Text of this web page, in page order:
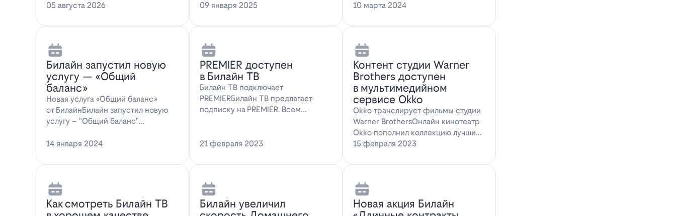
мессенджера MAX перес…
05 августа 2026
предложение для…
09 января 2025
наслаждаться…
10 марта 2024
Билайн запустил новую
услугу — «Общий
баланс»
Новая услуга «Общий баланс»
от БилайнБилайн запустил новую
услугу – "Общий баланс"…
14 января 2024
PREMIER доступен
в Билайн ТВ
Билайн ТВ подключает
PREMIERБилайн ТВ предлагает
подписку на PREMIER. Всем
21 февраля 2023
Контент студии Warner
Brothers доступен
в мультимедийном
сервисе Okko
Okko транслирует фильмы студии
Warner BrothersОнлайн кинотеатр
Okko пополнил коллекцию лучшими
голли…
15 февраля 2023
Как смотреть Билайн ТВ
Билайн увеличил
Новая акция Билайн